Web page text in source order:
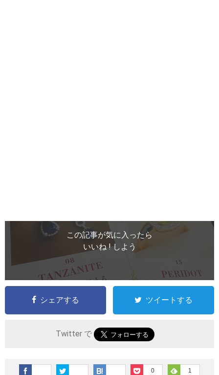
この記事が気に入ったら
いいね ! しよう
シェアする ツイートする
Twitter で
0 1